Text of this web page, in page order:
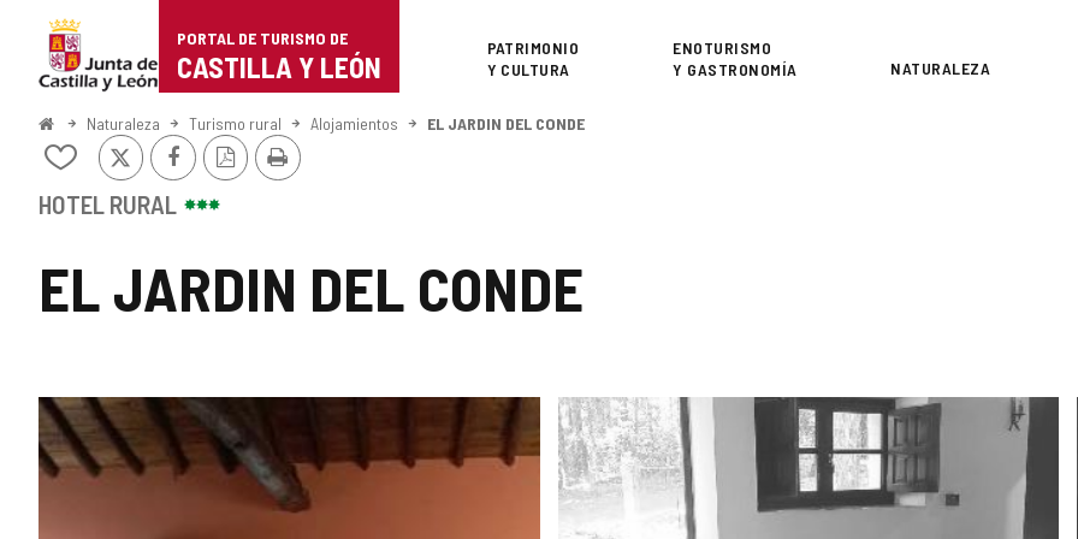
Portal
de
Turismo
Castilla
León
PORTAL DE TURISMO DE
CASTILLA Y LEÓN
Superior
PATRIMONIO
Y CULTURA
ENOTURISMO
Y GASTRONOMÍA
NATURALEZA
InicioNaturaleza Turismo rural Alojamientos EL JARDIN DEL CONDE
EL JARDIN DEL CONDE
Añadir/quitar
mis
X FacebookVersión
PDF
Imprimir
GALERÍA
DE
HOTEL RURAL